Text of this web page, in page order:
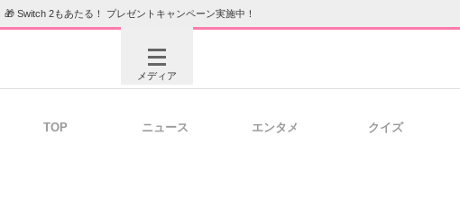
🎁 Switch 2もあたる！ プレゼントキャンペーン実施中！
メディア
TOP ニュース エンタメ クイズ